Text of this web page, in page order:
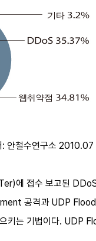
안철수연구소 2010.07
접수 보고된
공격과 UDP
키는 기법이다. UDP